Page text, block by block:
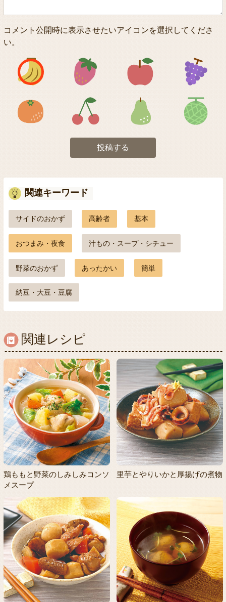
コメント公開時に表示させたいアイコンを選択してくださ
い。
アイコン1 アイコン2 アイコン3
アイコン5 アイコン6 アイコン7
投稿する
関連キーワード
サイドのおかず 高齢者 基本
おつまみ・夜食 汁もの・スープ・シチュー
野菜のおかず あったかい 簡単
納豆・大豆・豆腐
関連レシピ
鶏ももと野菜のしみしみコンソ
メスープ
里芋とやりいかと厚揚げの煮物